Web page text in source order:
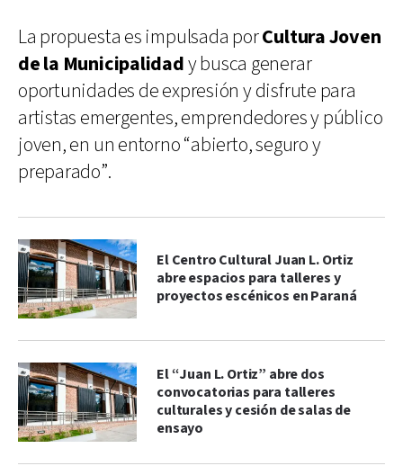
La propuesta es impulsada porCultura Joven
de la Municipalidady busca generar
oportunidades de expresión y disfrute para
artistas emergentes, emprendedores y público
joven, en un entorno “abierto, seguro y
preparado”.
El Centro Cultural Juan L. Ortiz
abre espacios para talleres y
proyectos escénicos en Paraná
El “Juan L. Ortiz” abre dos
convocatorias para talleres
culturales y cesión de salas de
ensayo